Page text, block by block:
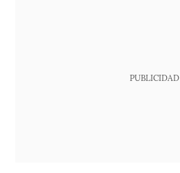
PUBLICIDAD